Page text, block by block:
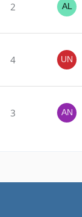
2
4
3